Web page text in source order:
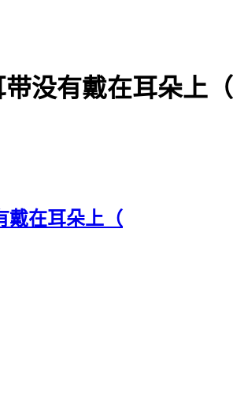
没有戴在耳朵上（
戴在耳朵上（